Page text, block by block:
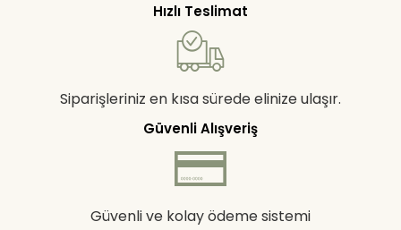
Hızlı Teslimat
Siparişleriniz en kısa sürede elinize ulaşır.
Güvenli Alışveriş
Güvenli ve kolay ödeme sistemi